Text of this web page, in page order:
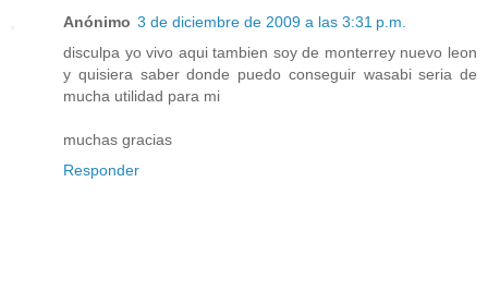
Anónimo 3 de diciembre de 2009 a las 3:31 p.m.
disculpa yo vivo aqui tambien soy de monterrey nuevo leon
y quisiera saber donde puedo conseguir wasabi seria de
mucha utilidad para mi
muchas gracias
Responder